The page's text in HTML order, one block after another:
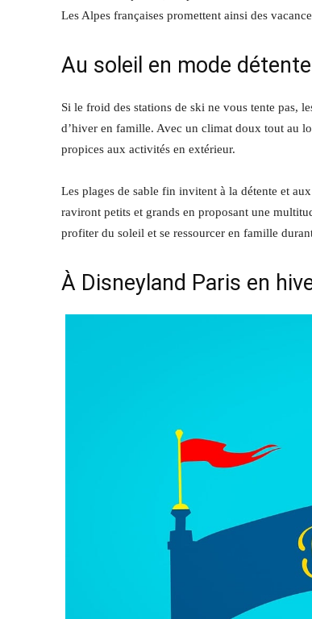
Les Alpes françaises promettent ainsi des
Au soleil en mode
Si le froid des stations de ski ne vous tente pas,
d’hiver en famille. Avec un climat doux tout au
propices aux activités en extérieur.
Les plages de sable fin invitent à la détente et
raviront petits et grands en proposant une
profiter du soleil et se ressourcer en famille
À Disneyland Paris en